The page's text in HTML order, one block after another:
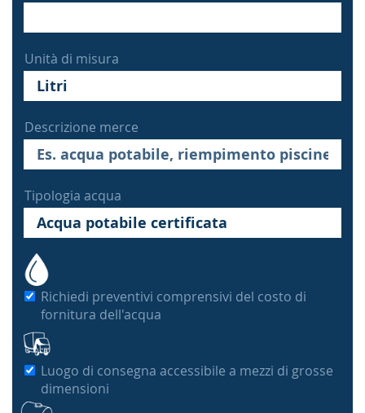
Unità di misura
Descrizione merce
Tipologia acqua
Richiedi preventivi comprensivi del costo di
fornitura dell'acqua
Luogo di consegna accessibile a mezzi di grosse
dimensioni